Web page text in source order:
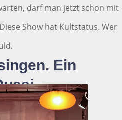
Ein
darf man jetzt schon mit
Show hat Kultstatus. Wer